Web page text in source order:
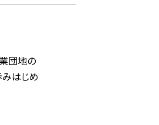
団地の
みはじめ